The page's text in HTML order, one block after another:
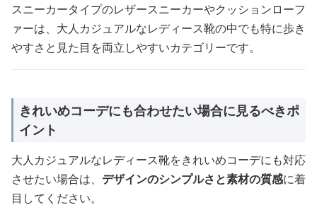
スニーカータイプのレザースニーカーやクッションローフ
ァーは、大人カジュアルなレディース靴の中でも特に歩き
やすさと見た目を両立しやすいカテゴリーです。
きれいめコーデにも合わせたい場合に見るべきポ
イント
大人カジュアルなレディース靴をきれいめコーデにも対応
させたい場合は、 デザインのシンプルさと素材の質感に着
目してください。